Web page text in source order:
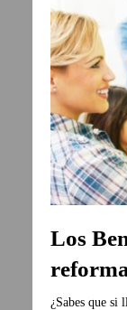
Los
¿Sabes que si